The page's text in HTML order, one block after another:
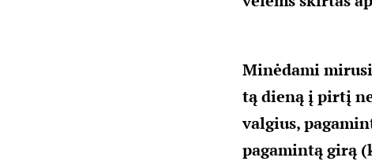
Minėdami
tą dieną į pirtį
valgius,
pagamintą girą